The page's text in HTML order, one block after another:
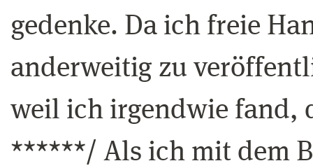
gedenke. Da ich freie
anderweitig zu
weil ich irgendwie fand,
******/ Als ich mit dem